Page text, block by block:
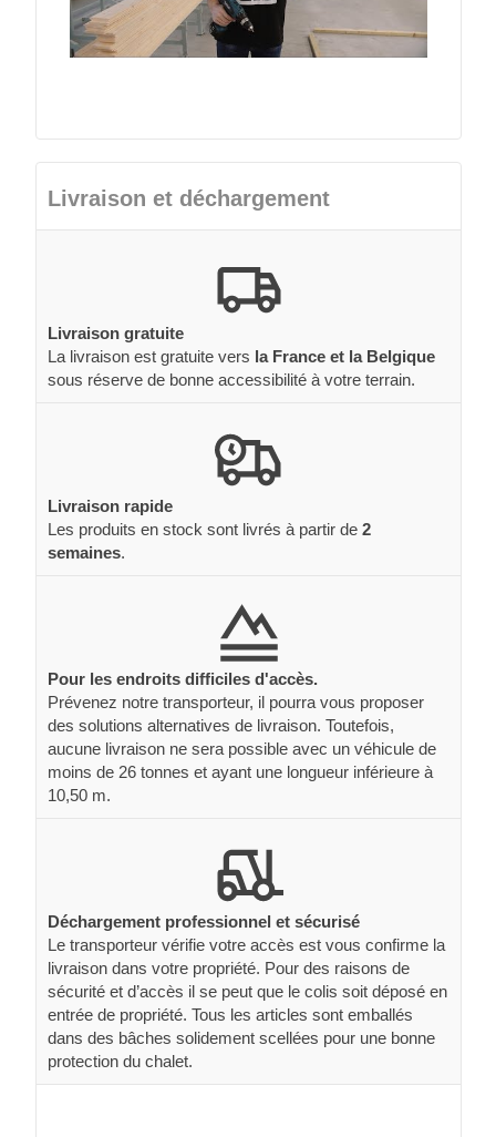
Livraison et déchargement
Livraison gratuite
La livraison est gratuite vers la France et la Belgique
sous réserve de bonne accessibilité à votre terrain.
Livraison rapide
Les produits en stock sont livrés à partir de 2
semaines.
Pour les endroits difficiles d'accès.
Prévenez notre transporteur, il pourra vous proposer
des solutions alternatives de livraison. Toutefois,
aucune livraison ne sera possible avec un véhicule de
moins de 26 tonnes et ayant une longueur inférieure à
10,50 m.
Déchargement professionnel et sécurisé
Le transporteur vérifie votre accès est vous confirme la
livraison dans votre propriété. Pour des raisons de
sécurité et d’accès il se peut que le colis soit déposé en
entrée de propriété. Tous les articles sont emballés
dans des bâches solidement scellées pour une bonne
protection du chalet.